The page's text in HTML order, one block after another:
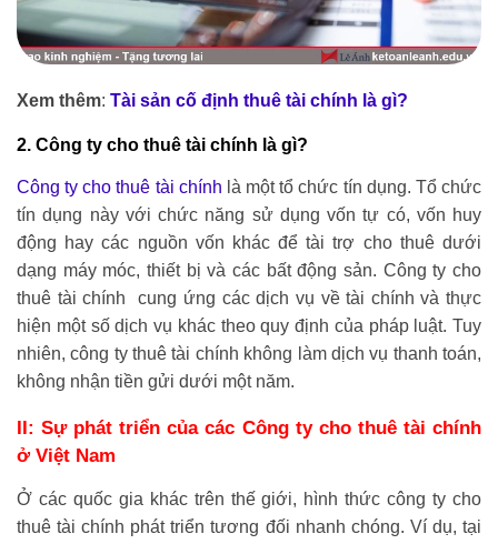
Xem thêm: Tài sản cố định thuê tài chính là gì?
2. Công ty cho thuê tài chính là gì?
Công ty cho thuê tài chính là một tổ chức tín dụng. Tổ chức
tín dụng này với chức năng sử dụng vốn tự có, vốn huy
động hay các nguồn vốn khác để tài trợ cho thuê dưới
dạng máy móc, thiết bị và các bất động sản. Công ty cho
thuê tài chính cung ứng các dịch vụ về tài chính và thực
hiện một số dịch vụ khác theo quy định của pháp luật. Tuy
nhiên, công ty thuê tài chính không làm dịch vụ thanh toán,
không nhận tiền gửi dưới một năm.
II: Sự phát triển của các Công ty cho thuê tài chính
ở Việt Nam
Ở các quốc gia khác trên thế giới, hình thức công ty cho
thuê tài chính phát triển tương đối nhanh chóng. Ví dụ, tại